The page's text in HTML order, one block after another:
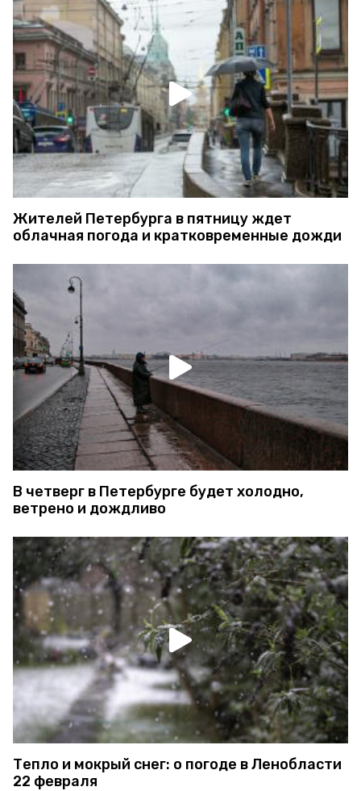
Жителей Петербурга в пятницу ждет
облачная погода и кратковременные дожди
В четверг в Петербурге будет холодно,
ветрено и дождливо
Тепло и мокрый снег: о погоде в Ленобласти
22 февраля